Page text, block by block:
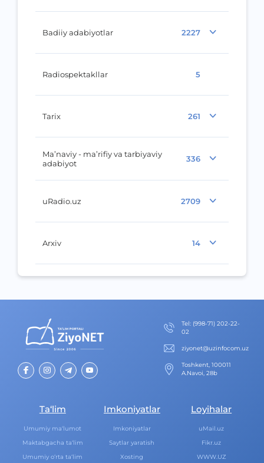
Badiiy adabiyotlar 2227
Radiospektakllar 5
Tarix 261
Ma’naviy - ma’rifiy va tarbiyaviy
adabiyot
336
uRadio.uz 2709
Arxiv 14
Теl: (998-71) 202-22-
02
ziyonet@uzinfocom.uz
Toshkent, 100011
A.Navoi, 28b
Ta‘lim
Umumiy ma‘lumot
Maktabgacha ta‘lim
Umumiy o‘rta ta‘lim
Imkoniyatlar
Imkoniyatlar
Saytlar yaratish
Xosting
Loyihalar
uMail.uz
Fikr.uz
WWW.UZ